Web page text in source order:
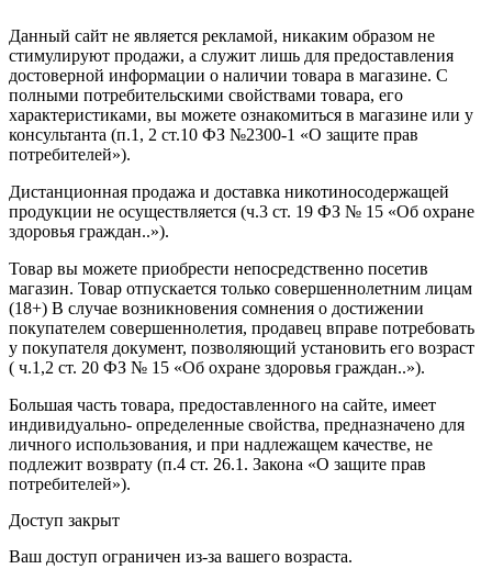
Данный сайт не является рекламой, никаким образом не
стимулируют продажи, а служит лишь для предоставления
достоверной информации о наличии товара в магазине. С
полными потребительскими свойствами товара, его
характеристиками, вы можете ознакомиться в магазине или у
консультанта (п.1, 2 ст.10 ФЗ №2300-1 «О защите прав
потребителей»).
Дистанционная продажа и доставка никотиносодержащей
продукции не осуществляется (ч.3 ст. 19 ФЗ № 15 «Об охране
здоровья граждан..»).
Товар вы можете приобрести непосредственно посетив
магазин. Товар отпускается только совершеннолетним лицам
(18+) В случае возникновения сомнения о достижении
покупателем совершеннолетия, продавец вправе потребовать
у покупателя документ, позволяющий установить его возраст
( ч.1,2 ст. 20 ФЗ № 15 «Об охране здоровья граждан..»).
Большая часть товара, предоставленного на сайте, имеет
индивидуально- определенные свойства, предназначено для
личного использования, и при надлежащем качестве, не
подлежит возврату (п.4 ст. 26.1. Закона «О защите прав
потребителей»).
Доступ закрыт
Ваш доступ ограничен из-за вашего возраста.